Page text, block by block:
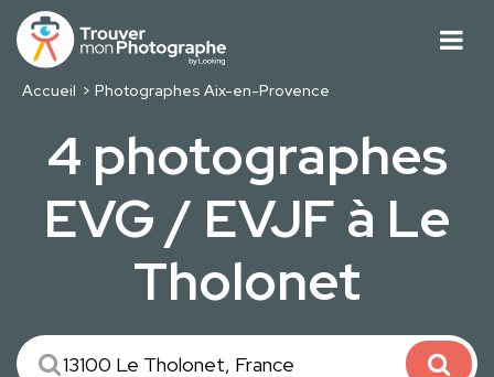
Accueil Photographes Aix-en-Provence
4 photographes
EVG / EVJF à Le
Tholonet